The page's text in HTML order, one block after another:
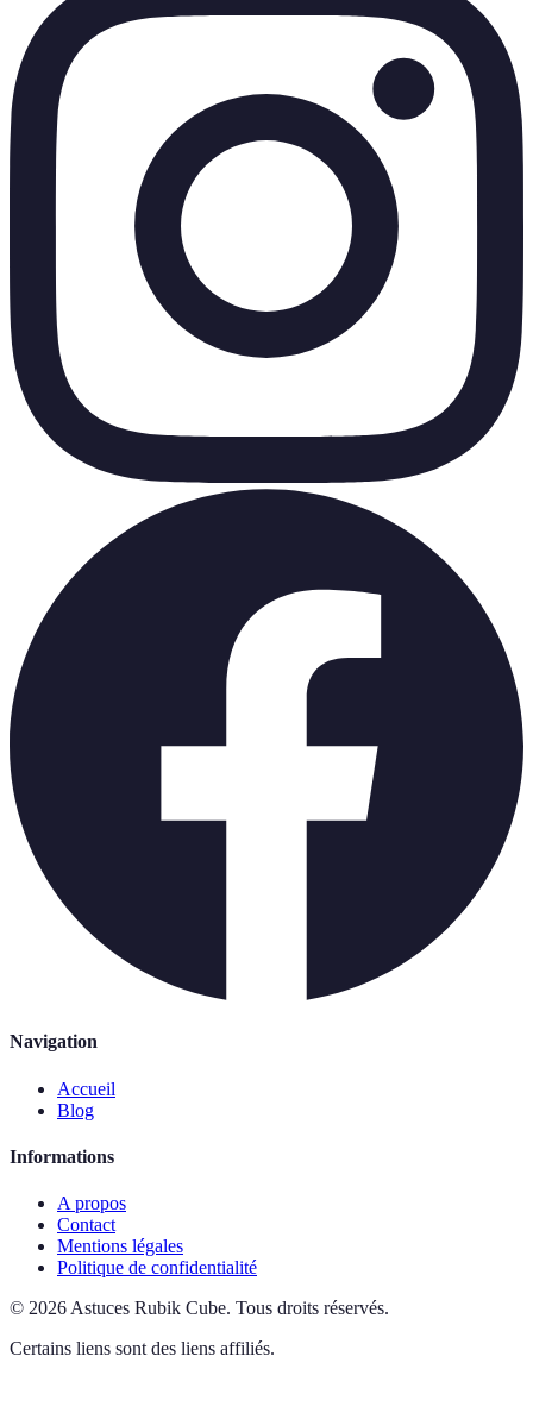
Navigation
Accueil
Blog
Informations
A propos
Contact
Mentions légales
Politique de confidentialité
© 2026 Astuces Rubik Cube. Tous droits réservés.
Certains liens sont des liens affiliés.